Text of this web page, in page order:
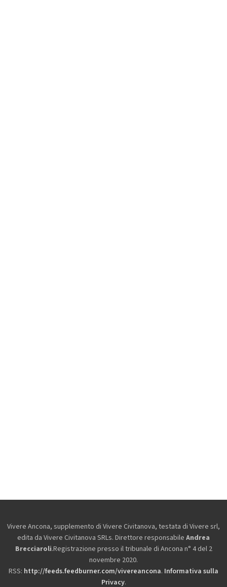
Vivere Ancona, supplemento di Vivere Civitanova, testata di Vivere srl,
edita da Vivere Civitanova SRLs. Direttore responsabile Andrea
Brecciaroli.Registrazione presso il tribunale di Ancona n° 4 del 2
novembre 2020.
RSS: http://feeds.feedburner.com/vivereancona. Informativa sulla
Privacy.